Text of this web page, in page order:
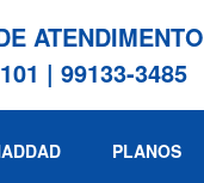
ATENDIMENTO
| 99133-3485
PLANOS